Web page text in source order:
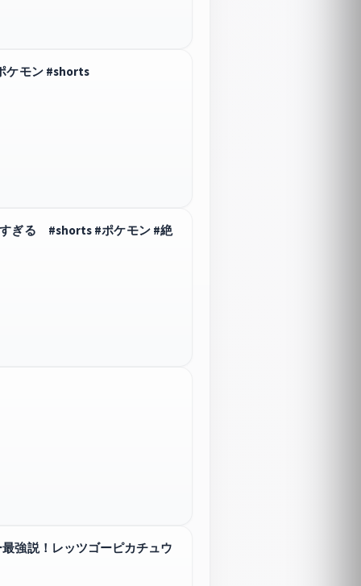
ケモン #shorts
ぎる #shorts #ポケモン #絶
強説！レッツゴーピカチュウ